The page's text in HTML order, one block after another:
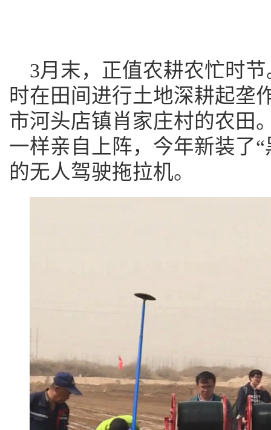
3月末，正值农耕农忙时
时在田间进行土地深耕起
市河头店镇肖家庄村的农田
一样亲自上阵，今年新装
的无人驾驶拖拉机。